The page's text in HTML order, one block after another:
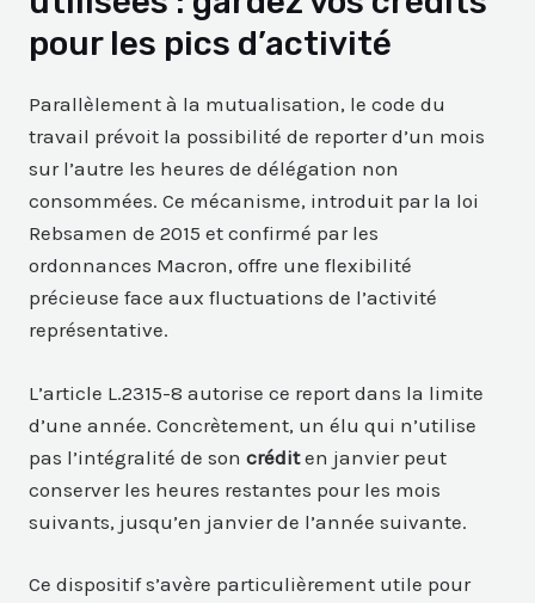
pour les pics d’activité
Parallèlement à la mutualisation, le code du
travail prévoit la possibilité de reporter d’un mois
sur l’autre les heures de délégation non
consommées. Ce mécanisme, introduit par la loi
Rebsamen de 2015 et confirmé par les
ordonnances Macron, offre une flexibilité
précieuse face aux fluctuations de l’activité
représentative.
L’article L.2315-8 autorise ce report dans la limite
d’une année. Concrètement, un élu qui n’utilise
pas l’intégralité de soncréditen janvier peut
conserver les heures restantes pour les mois
suivants, jusqu’en janvier de l’année suivante.
Ce dispositif s’avère particulièrement utile pour